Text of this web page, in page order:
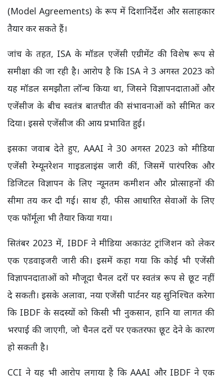
(Model Agreements) के रूप में दिशानिर्देश और सलाहकार
तैयार कर सकते हैं।
जांच के तहत, ISA के मॉडल एजेंसी एग्रीमेंट की विशेष रूप से
समीक्षा की जा रही है। आरोप है कि ISA ने 3 अगस्त 2023 को
यह मॉडल समझौता लॉन्च किया था, जिसने विज्ञापनदाताओं और
एजेंसीज के बीच स्वतंत्र बातचीत की संभावनाओं को सीमित कर
दिया। इससे एजेंसीज की आय प्रभावित हुई।
इसका जवाब देते हुए, AAAI ने 30 अगस्त 2023 को मीडिया
एजेंसी रेम्यूनरेशन गाइडलाइंस जारी कीं, जिसमें पारंपरिक और
डिजिटल विज्ञापन के लिए न्यूनतम कमीशन और प्रोत्साहनों की
सीमा तय कर दी गई। साथ ही, फीस आधारित सेवाओं के लिए
एक फॉर्मूला भी तैयार किया गया।
सितंबर 2023 में, IBDF ने मीडिया अकाउंट ट्रांजिशन को लेकर
एक एडवाइजरी जारी की। इसमें कहा गया कि कोई भी एजेंसी
विज्ञापनदाताओं को मौजूदा चैनल दरों पर स्वतंत्र रूप से छूट नहीं
दे सकती। इसके अलावा, नया एजेंसी पार्टनर यह सुनिश्चित करेगा
कि IBDF के सदस्यों को किसी भी नुकसान, हानि या लागत की
भरपाई की जाएगी, जो चैनल दरों पर एकतरफा छूट देने के कारण
हो सकती है।
CCI ने यह भी आरोप लगाया है कि AAAI और IBDF ने एक